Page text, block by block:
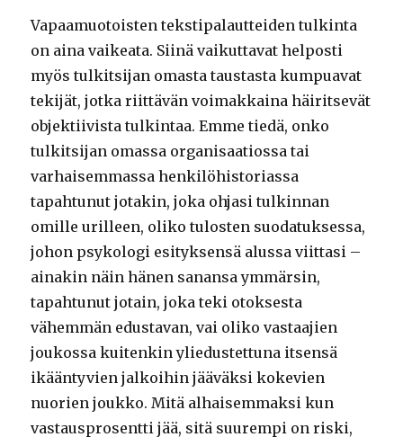
Vapaamuotoisten tekstipalautteiden tulkinta
on aina vaikeata. Siinä vaikuttavat helposti
myös tulkitsijan omasta taustasta kumpuavat
tekijät, jotka riittävän voimakkaina häiritsevät
objektiivista tulkintaa. Emme tiedä, onko
tulkitsijan omassa organisaatiossa tai
varhaisemmassa henkilöhistoriassa
tapahtunut jotakin, joka ohjasi tulkinnan
omille urilleen, oliko tulosten suodatuksessa,
johon psykologi esityksensä alussa viittasi –
ainakin näin hänen sanansa ymmärsin,
tapahtunut jotain, joka teki otoksesta
vähemmän edustavan, vai oliko vastaajien
joukossa kuitenkin yliedustettuna itsensä
ikääntyvien jalkoihin jääväksi kokevien
nuorien joukko. Mitä alhaisemmaksi kun
vastausprosentti jää, sitä suurempi on riski,